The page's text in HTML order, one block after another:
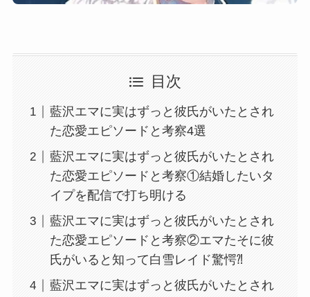
目次
藍沢エマに実はずっと彼氏がいたとされ
た恋愛エピソードと考察4選
藍沢エマに実はずっと彼氏がいたとされ
た恋愛エピソードと考察①結婚したいタ
イプを配信で打ち明ける
藍沢エマに実はずっと彼氏がいたとされ
た恋愛エピソードと考察②エマたそに彼
氏がいると知って白雪レイド驚愕⁈
藍沢エマに実はずっと彼氏がいたとされ